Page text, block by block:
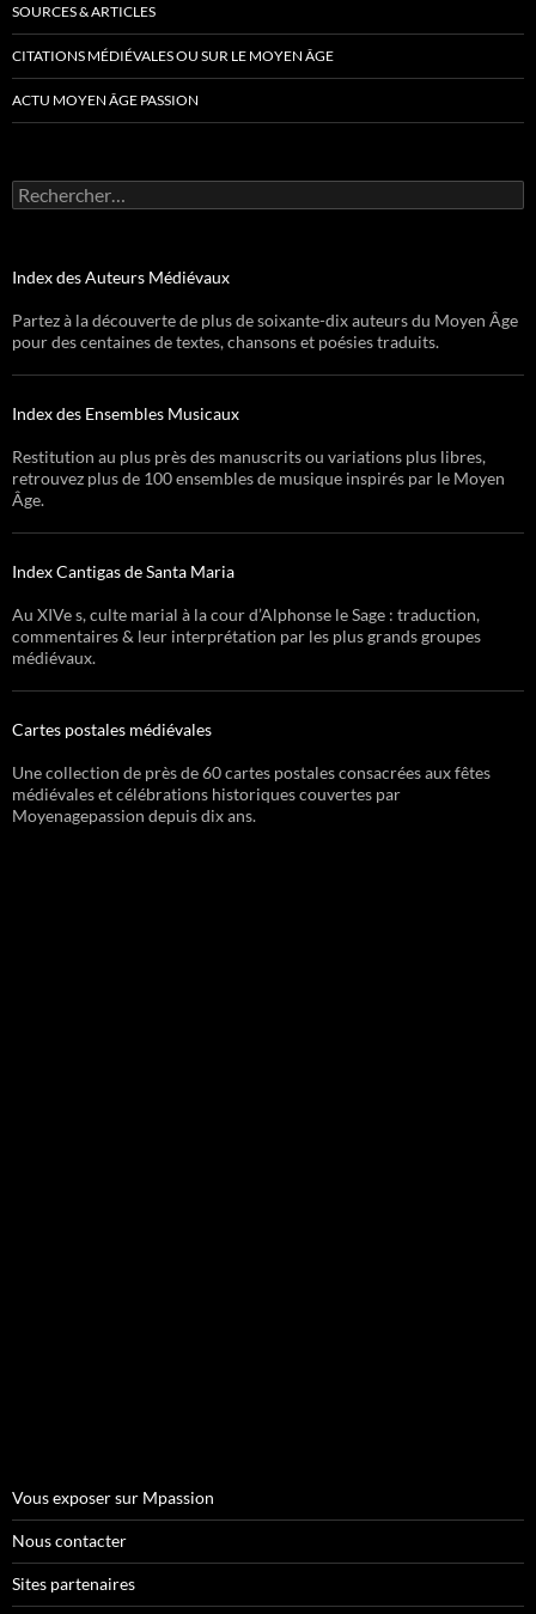
SOURCES & ARTICLES
CITATIONS MÉDIÉVALES OU SUR LE MOYEN ÂGE
ACTU MOYEN ÂGE PASSION
Rechercher :
Index des Auteurs Médiévaux
Partez à la découverte de plus de soixante-dix auteurs du Moyen Âge
pour des centaines de textes, chansons et poésies traduits.
Index des Ensembles Musicaux
Restitution au plus près des manuscrits ou variations plus libres,
retrouvez plus de 100 ensembles de musique inspirés par le Moyen
Âge.
Index Cantigas de Santa Maria
Au XIVe s, culte marial à la cour d’Alphonse le Sage : traduction,
commentaires & leur interprétation par les plus grands groupes
médiévaux.
Cartes postales médiévales
Une collection de près de 60 cartes postales consacrées aux fêtes
médiévales et célébrations historiques couvertes par
Moyenagepassion depuis dix ans.
Vous exposer sur Mpassion
Nous contacter
Sites partenaires